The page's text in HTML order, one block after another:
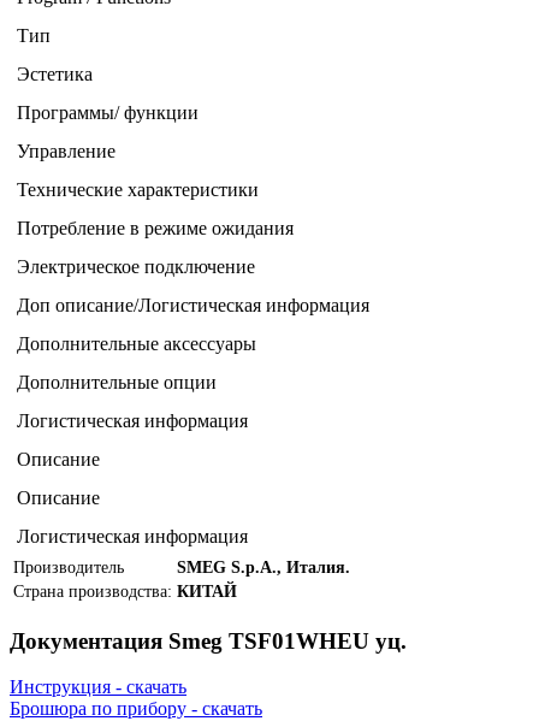
Тип
Эстетика
Программы/ функции
Управление
Технические характеристики
Потребление в режиме ожидания
Электрическое подключение
Доп описание/Логистическая информация
Дополнительные аксессуары
Дополнительные опции
Логистическая информация
Описание
Описание
Логистическая информация
Производитель
SMEG S.p.A., Италия.
Страна производства: КИТАЙ
Документация Smeg TSF01WHEU уц.
Инструкция - скачать
Брошюра по прибору - скачать